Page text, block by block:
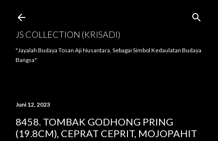
JS COLLECTION (KRISADI)
"Jayalah Budaya Tosan Aji Nusantara, Sebagai Simbol Kedaulatan Budaya
Bangsa"
Juni 12, 2023
8458. TOMBAK GODHONG PRING
(19.8CM), CEPRAT CEPRIT, MOJOPAHIT